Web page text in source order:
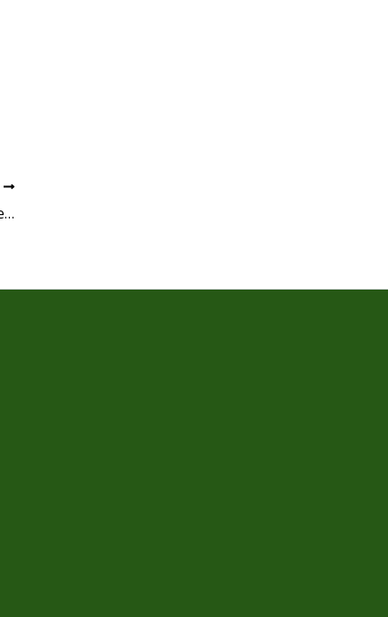
Obwieszczenie dot. postępowania w sprawie wydania decyzji o środowiskowych uwarunkowaniach dla przedsięwzięcia pn. „Budowa nowej drogi startowej na lotnisku Kraków – Balice” – informacja o wyznaczeniu przewidywanego terminu załatwienia sprawy.